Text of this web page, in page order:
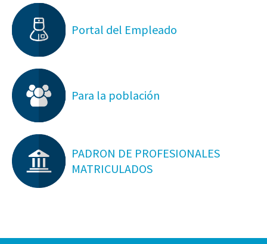
Portal del Empleado
Para la población
PADRON DE PROFESIONALES
MATRICULADOS